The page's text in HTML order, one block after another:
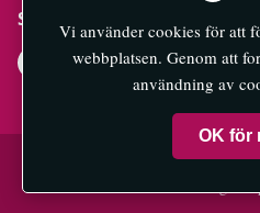
Socialt
© 2026 Mälaröarnas
Vi använder cookies för att
webbplatsen. Genom att
användning av
OK för